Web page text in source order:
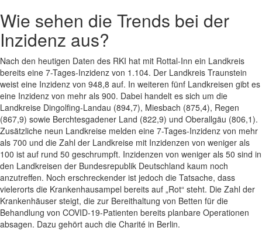
Wie sehen die Trends bei der
Inzidenz aus?
Nach den heutigen Daten des RKI hat mit Rottal-Inn ein Landkreis
bereits eine 7-Tages-Inzidenz von 1.104. Der Landkreis Traunstein
weist eine Inzidenz von 948,8 auf. In weiteren fünf Landkreisen gibt es
eine Inzidenz von mehr als 900. Dabei handelt es sich um die
Landkreise Dingolfing-Landau (894,7), Miesbach (875,4), Regen
(867,9) sowie Berchtesgadener Land (822,9) und Oberallgäu (806,1).
Zusätzliche neun Landkreise melden eine 7-Tages-Inzidenz von mehr
als 700 und die Zahl der Landkreise mit Inzidenzen von weniger als
100 ist auf rund 50 geschrumpft. Inzidenzen von weniger als 50 sind in
den Landkreisen der Bundesrepublik Deutschland kaum noch
anzutreffen. Noch erschreckender ist jedoch die Tatsache, dass
vielerorts die Krankenhausampel bereits auf „Rot“ steht. Die Zahl der
Krankenhäuser steigt, die zur Bereithaltung von Betten für die
Behandlung von COVID-19-Patienten bereits planbare Operationen
absagen. Dazu gehört auch die Charité in Berlin.